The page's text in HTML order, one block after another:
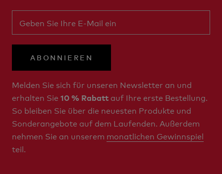
ABONNIEREN
Melden Sie sich für unseren Newsletter an und
erhalten Sie 10 % Rabatt auf Ihre erste Bestellung.
So bleiben Sie über die neuesten Produkte und
Sonderangebote auf dem Laufenden. Außerdem
nehmen Sie an unserem monatlichen Gewinnspiel
teil.